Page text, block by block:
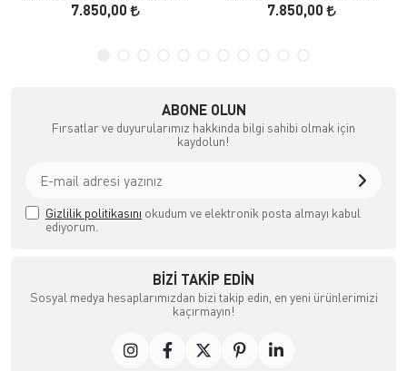
7.850,00 7.850,00
ABONE OLUN
Fırsatlar ve duyurularımız hakkında bilgi sahibi olmak için
kaydolun!
Gizlilik politikasını okudum ve elektronik posta almayı kabul
ediyorum.
BIZI TAKIP EDIN
Sosyal medya hesaplarımızdan bizi takip edin, en yeni ürünlerimizi
kaçırmayın!